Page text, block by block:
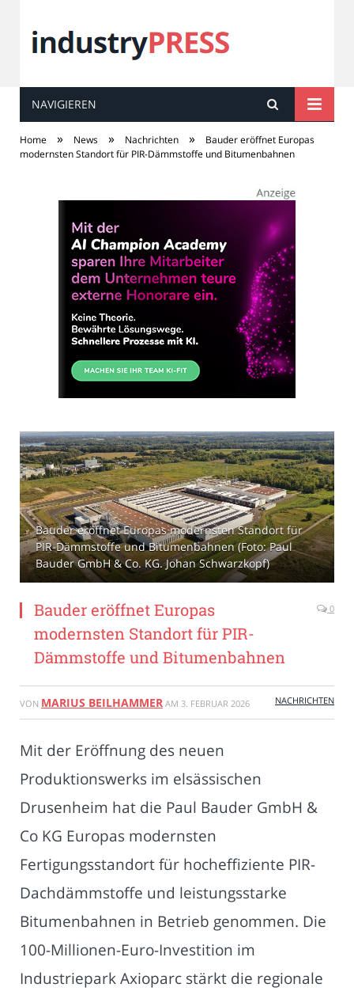
industryPRESS
NAVIGIEREN
Home » News » Nachrichten »
Bauder eröffnet Europas
modernsten Standort für PIR-Dämmstoffe und Bitumenbahnen
Bauder eröffnet Europas modernsten Standort für
PIR-Dämmstoffe und Bitumenbahnen (Foto: Paul
Bauder GmbH & Co. KG. Johan Schwarzkopf)
Bauder eröffnet Europas
modernsten Standort für PIR-
Dämmstoffe und Bitumenbahnen
0
VON MARIUS BEILHAMMER AM 3. FEBRUAR 2026 NACHRICHTEN
Mit der Eröffnung des neuen
Produktionswerks im elsässischen
Drusenheim hat die Paul Bauder GmbH &
Co KG Europas modernsten
Fertigungsstandort für hocheffiziente PIR-
Dachdämmstoffe und leistungsstarke
Bitumenbahnen in Betrieb genommen. Die
100-Millionen-Euro-Investition im
Industriepark Axioparc stärkt die regionale